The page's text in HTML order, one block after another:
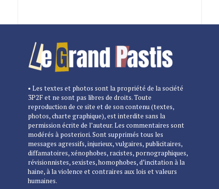
• Les textes et photos sont la propriété de la société
3P2F et ne sont pas libres de droits. Toute
reproduction de ce site et de son contenu (textes,
photos, charte graphique), est interdite sans la
permission écrite de l’auteur. Les commentaires sont
modérés à posteriori. Sont supprimés tous les
messages agressifs, injurieux, vulgaires, publicitaires,
diffamatoires, xénophobes, racistes, pornographiques,
révisionnistes, sexistes, homophobes, d’incitation à la
haine, à la violence et contraires aux lois et valeurs
humaines.